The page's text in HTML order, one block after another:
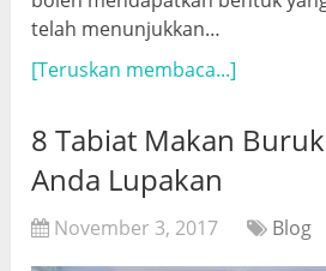
telah menunjukkan…
[Teruskan membaca...]
8 Tabiat Makan
Anda Lupakan
November 3, 2017 Blog